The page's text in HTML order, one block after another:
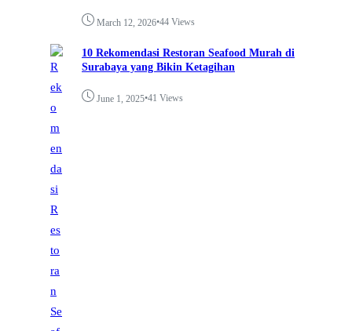
March 12, 2026•44 Views
10 Rekomendasi Restoran Seafood Murah di
Surabaya yang Bikin Ketagihan
June 1, 2025•41 Views